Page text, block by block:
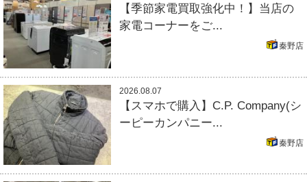
【季節家電買取強化中！】当店の
家電コーナーをご...
秦野店
2026.08.07
【スマホで購入】C.P. Company(シ
ーピーカンパニー...
秦野店